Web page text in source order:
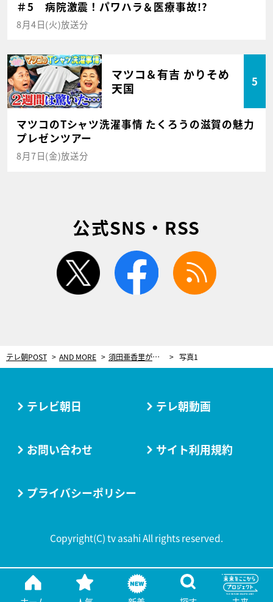
＃5 病院激震！パワハラ＆医療事故!?
8月4日(火)放送分
マツコ＆有吉 かりそめ
天国
5
マツコのTシャツ洗濯事情 たくろうの滋賀の魅力
プレゼンツアー
8月7日(金)放送分
公式SNS・RSS
twitter facebook
テレ朝POST AND MORE 須田亜香里が「なにくそ！」と悔しさで涙した『豆腐プロレス』での出来事は？ 写真1
テレビ朝日 テレ朝動画
お問い合わせ サイト利用規約
プライバシーポリシー
Copyright(C) tv asahi All rights reserved.